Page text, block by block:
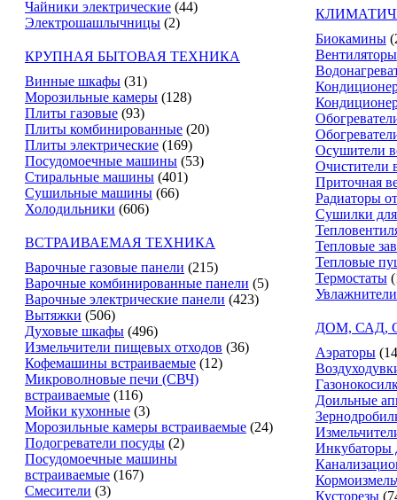
Чайники электрические (44)
Электрошашлычницы (2)
КРУПНАЯ БЫТОВАЯ ТЕХНИКА
Винные шкафы (31)
Морозильные камеры (128)
Плиты газовые (93)
Плиты комбинированные (20)
Плиты электрические (169)
Посудомоечные машины (53)
Стиральные машины (401)
Сушильные машины (66)
Холодильники (606)
ВСТРАИВАЕМАЯ ТЕХНИКА
Варочные газовые панели (215)
Варочные комбинированные панели (5)
Варочные электрические панели (423)
Вытяжки (506)
Духовые шкафы (496)
Измельчители пищевых отходов (36)
Кофемашины встраиваемые (12)
Микроволновые печи (СВЧ)
встраиваемые (116)
Мойки кухонные (3)
Морозильные камеры встраиваемые (24)
Подогреватели посуды (2)
Посудомоечные машины
встраиваемые (167)
Смесители (3)
Биокамины
Вентиляторы
Осушители
Очистители
Приточная
Радиаторы
Сушилки
Тепловые
Тепловые
Термостаты
ДОМ, САД,
Аэраторы
Доильные
Инкубаторы
Кусторезы